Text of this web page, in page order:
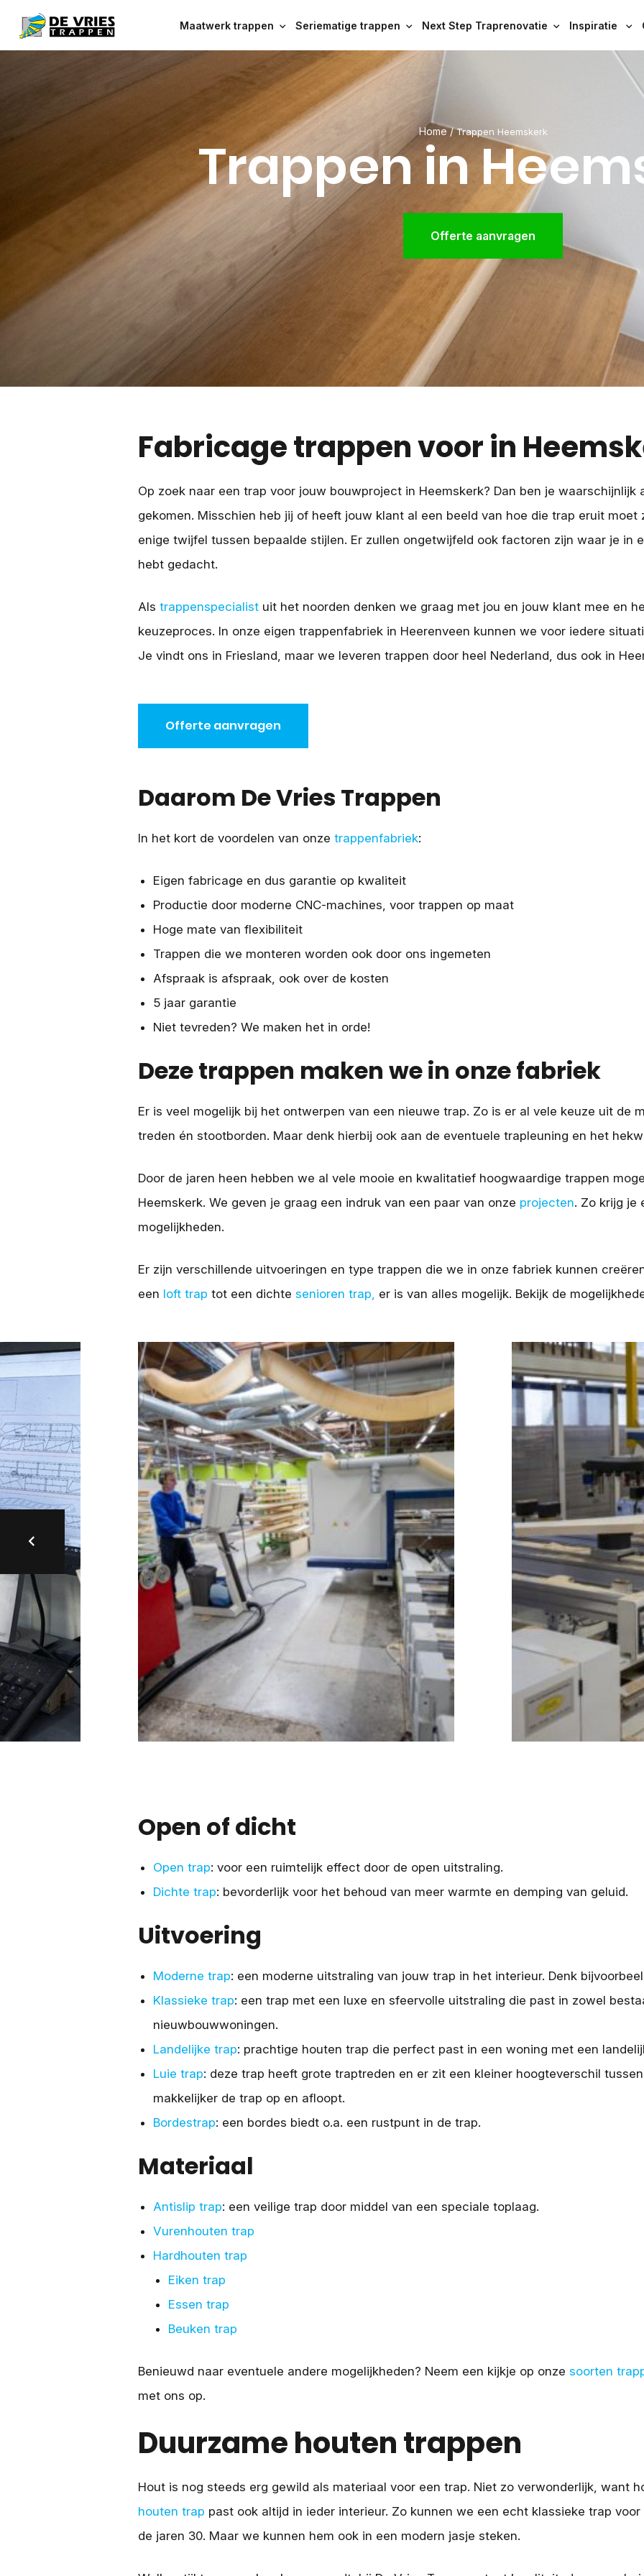
Maatwerk trappen Seriematige trappen Next Step Traprenovatie Inspiratie
Home / Trappen Heemskerk
Trappen in
Offerte aanvragen
Fabricage trappen voor in
Op zoek naar een trap voor jouw bouwproject in Heemskerk? Dan ben je waarschijnlijk
gekomen. Misschien heb jij of heeft jouw klant al een beeld van hoe die trap eruit moet
enige twijfel tussen bepaalde stijlen. Er zullen ongetwijfeld ook factoren zijn waar je in
hebt gedacht.
Als trappenspecialist uit het noorden denken we graag met jou en jouw klant mee en
keuzeproces. In onze eigen trappenfabriek in Heerenveen kunnen we voor iedere
Je vindt ons in Friesland, maar we leveren trappen door heel Nederland, dus ook in
Offerte aanvragen
Daarom De Vries Trappen
In het kort de voordelen van onze trappenfabriek:
Eigen fabricage en dus garantie op kwaliteit
Productie door moderne CNC-machines, voor trappen op maat
Hoge mate van flexibiliteit
Trappen die we monteren worden ook door ons ingemeten
Afspraak is afspraak, ook over de kosten
5 jaar garantie
Niet tevreden? We maken het in orde!
Deze trappen maken we in onze fabriek
Er is veel mogelijk bij het ontwerpen van een nieuwe trap. Zo is er al vele keuze uit de
treden én stootborden. Maar denk hierbij ook aan de eventuele trapleuning en het
Door de jaren heen hebben we al vele mooie en kwalitatief hoogwaardige trappen
Heemskerk. We geven je graag een indruk van een paar van onze projecten. Zo krijg je
mogelijkheden.
Er zijn verschillende uitvoeringen en type trappen die we in onze fabriek kunnen
een loft trap tot een dichte senioren trap, er is van alles mogelijk. Bekijk de
Open of dicht
Open trap: voor een ruimtelijk effect door de open uitstraling.
Dichte trap: bevorderlijk voor het behoud van meer warmte en demping van geluid.
Uitvoering
Moderne trap: een moderne uitstraling van jouw trap in het interieur. Denk
Klassieke trap: een trap met een luxe en sfeervolle uitstraling die past in zowel
nieuwbouwwoningen.
Landelijke trap: prachtige houten trap die perfect past in een woning met een
Luie trap: deze trap heeft grote traptreden en er zit een kleiner hoogteverschil
makkelijker de trap op en afloopt.
Bordestrap: een bordes biedt o.a. een rustpunt in de trap.
Materiaal
Antislip trap: een veilige trap door middel van een speciale toplaag.
Vurenhouten trap
Hardhouten trap
Eiken trap
Essen trap
Beuken trap
Benieuwd naar eventuele andere mogelijkheden? Neem een kijkje op onze soorten
met ons op.
Duurzame houten trappen
Hout is nog steeds erg gewild als materiaal voor een trap. Niet zo verwonderlijk, want
houten trap past ook altijd in ieder interieur. Zo kunnen we een echt klassieke trap
de jaren 30. Maar we kunnen hem ook in een modern jasje steken.